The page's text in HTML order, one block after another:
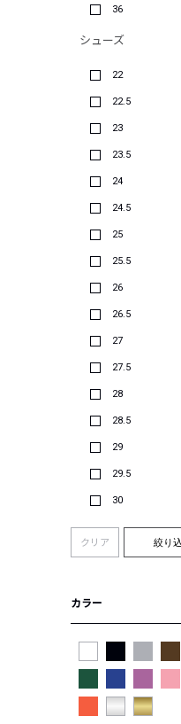
36
シューズ
22
22.5
23
23.5
24
24.5
25
25.5
26
26.5
27
27.5
28
28.5
29
29.5
30
クリア 絞り
カラー